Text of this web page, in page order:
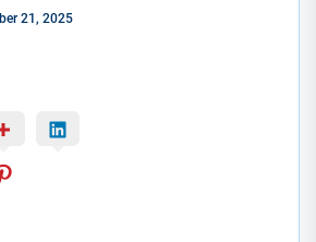
21, 2025